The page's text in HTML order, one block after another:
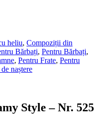
heliu, Compoziții din
Bărbați, Pentru Bărbați,
, Pentru Frate, Pentru
naștere
Style – Nr. 525